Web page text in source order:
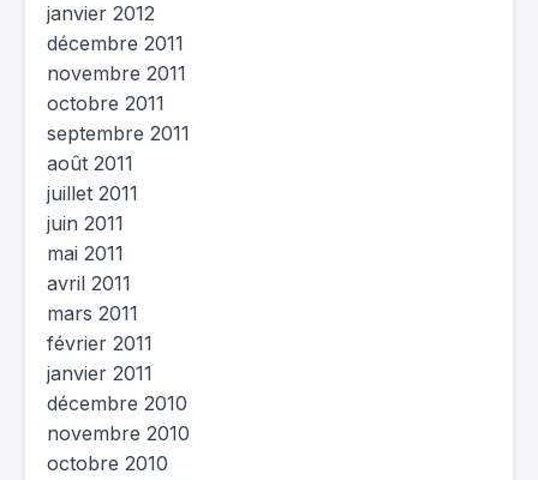
janvier 2012
décembre 2011
novembre 2011
octobre 2011
septembre 2011
août 2011
juillet 2011
juin 2011
mai 2011
avril 2011
mars 2011
février 2011
janvier 2011
décembre 2010
novembre 2010
octobre 2010